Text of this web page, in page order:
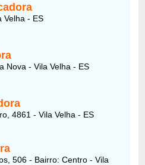
Velha - ES
Nova - Vila Velha - ES
4861 - Vila Velha - ES
506 - Bairro: Centro - Vila